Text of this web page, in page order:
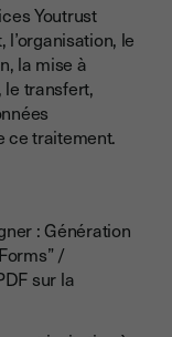
Youtrust
le
la mise à
transfert,
ce traitement.
: Génération
/
sur la